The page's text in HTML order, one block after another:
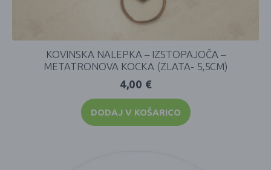
KOVINSKA NALEPKA – IZSTOPAJOČA –
METATRONOVA KOCKA (ZLATA- 5,5CM)
4,00 €
DODAJ V KOŠARICO